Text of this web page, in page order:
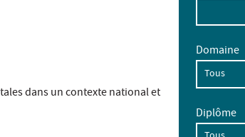
dans un contexte national et
Domaine
Diplôme